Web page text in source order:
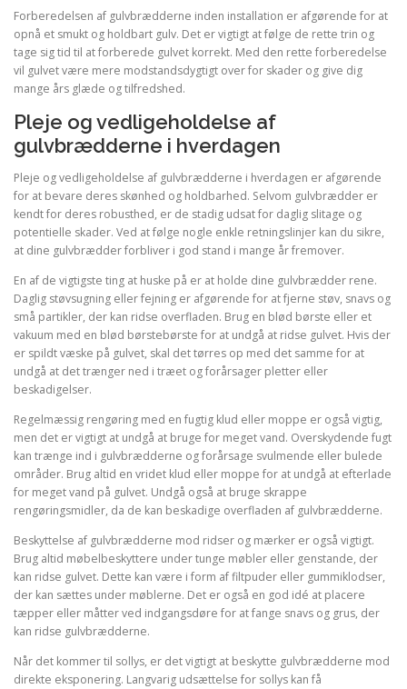
Forberedelsen af gulvbrædderne inden installation er afgørende for at
opnå et smukt og holdbart gulv. Det er vigtigt at følge de rette trin og
tage sig tid til at forberede gulvet korrekt. Med den rette forberedelse
vil gulvet være mere modstandsdygtigt over for skader og give dig
mange års glæde og tilfredshed.
Pleje og vedligeholdelse af
gulvbrædderne i hverdagen
Pleje og vedligeholdelse af gulvbrædderne i hverdagen er afgørende
for at bevare deres skønhed og holdbarhed. Selvom gulvbrædder er
kendt for deres robusthed, er de stadig udsat for daglig slitage og
potentielle skader. Ved at følge nogle enkle retningslinjer kan du sikre,
at dine gulvbrædder forbliver i god stand i mange år fremover.
En af de vigtigste ting at huske på er at holde dine gulvbrædder rene.
Daglig støvsugning eller fejning er afgørende for at fjerne støv, snavs og
små partikler, der kan ridse overfladen. Brug en blød børste eller et
vakuum med en blød børstebørste for at undgå at ridse gulvet. Hvis der
er spildt væske på gulvet, skal det tørres op med det samme for at
undgå at det trænger ned i træet og forårsager pletter eller
beskadigelser.
Regelmæssig rengøring med en fugtig klud eller moppe er også vigtig,
men det er vigtigt at undgå at bruge for meget vand. Overskydende fugt
kan trænge ind i gulvbrædderne og forårsage svulmende eller bulede
områder. Brug altid en vridet klud eller moppe for at undgå at efterlade
for meget vand på gulvet. Undgå også at bruge skrappe
rengøringsmidler, da de kan beskadige overfladen af ​​gulvbrædderne.
Beskyttelse af gulvbrædderne mod ridser og mærker er også vigtigt.
Brug altid møbelbeskyttere under tunge møbler eller genstande, der
kan ridse gulvet. Dette kan være i form af filtpuder eller gummiklodser,
der kan sættes under møblerne. Det er også en god idé at placere
tæpper eller måtter ved indgangsdøre for at fange snavs og grus, der
kan ridse gulvbrædderne.
Når det kommer til sollys, er det vigtigt at beskytte gulvbrædderne mod
direkte eksponering. Langvarig udsættelse for sollys kan få